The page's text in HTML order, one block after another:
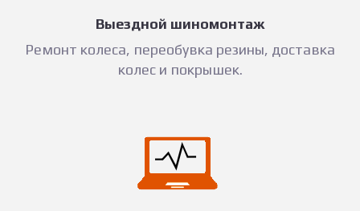
Выездной шиномонтаж
Ремонт колеса, переобувка резины, доставка
колес и покрышек.